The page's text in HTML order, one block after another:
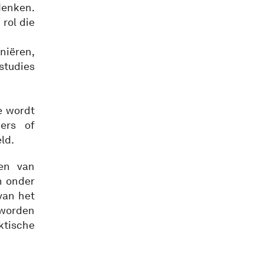
rol die
wordt
of
van
onder
het